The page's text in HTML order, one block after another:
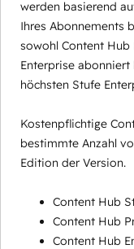
werden basierend
Ihres Abonnements
sowohl Content Hub
Enterprise
höchsten Stufe
Kostenpflichtige
bestimmte Anzahl
Edition der Version.
Content Hub
Content Hub
Content Hub